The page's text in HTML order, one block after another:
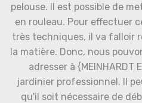
pelouse. Il est possible de
en rouleau. Pour effectuer
très techniques, il va falloir
la matière. Donc, nous
adresser à
jardinier professionnel. Il
qu'il soit nécessaire de